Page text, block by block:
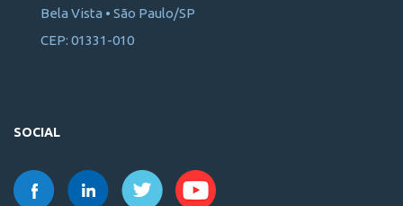
Bela Vista • São Paulo/SP
CEP: 01331-010
SOCIAL